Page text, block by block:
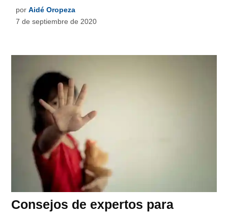
por Aidé Oropeza
7 de septiembre de 2020
Consejos de expertos para